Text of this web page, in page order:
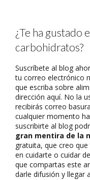
¿Te ha gustado
carbohidratos?
Suscríbete al blog
tu correo electrónico
que escriba sobre
dirección aquí. No la
recibirás correo
cualquier momento
suscribirte al blog
gran mentira de la
gratuita, que creo
en cuidarte o cuidar
que compartas este
darle difusión y llegar